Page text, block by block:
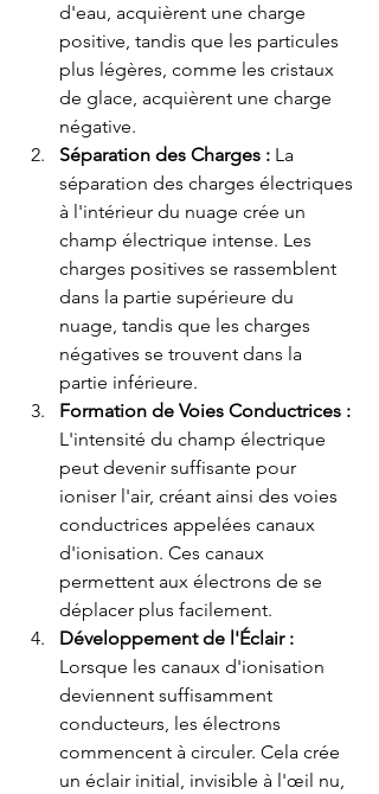
d'eau, acquièrent une charge
positive, tandis que les particules
plus légères, comme les cristaux
de glace, acquièrent une charge
négative.
Séparation des Charges : La
séparation des charges électriques
à l'intérieur du nuage crée un
champ électrique intense. Les
charges positives se rassemblent
dans la partie supérieure du
nuage, tandis que les charges
négatives se trouvent dans la
partie inférieure.
Formation de Voies Conductrices :
L'intensité du champ électrique
peut devenir suffisante pour
ioniser l'air, créant ainsi des voies
conductrices appelées canaux
d'ionisation. Ces canaux
permettent aux électrons de se
déplacer plus facilement.
Développement de l'Éclair :
Lorsque les canaux d'ionisation
deviennent suffisamment
conducteurs, les électrons
commencent à circuler. Cela crée
un éclair initial, invisible à l'œil nu,